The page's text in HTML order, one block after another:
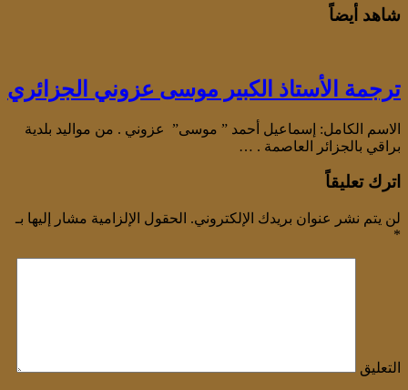
شاهد أيضاً
ترجمة الأستاذ الكبير موسى عزوني الجزائري
الاسم الكامل: إسماعيل أحمد ” موسى” عزوني . من مواليد بلدية
براقي بالجزائر العاصمة . …
اترك تعليقاً
لن يتم نشر عنوان بريدك الإلكتروني. الحقول الإلزامية مشار إليها بـ
*
التعليق